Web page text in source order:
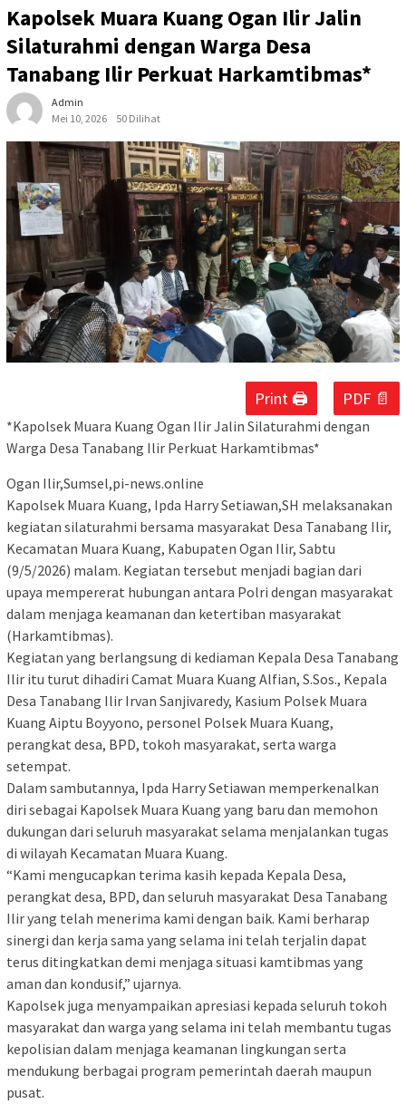
Kapolsek Muara Kuang Ogan Ilir Jalin
Silaturahmi dengan Warga Desa
Tanabang Ilir Perkuat Harkamtibmas*
Admin
Mei 10, 2026
50 Dilihat
Print 🖨 PDF 📄
*Kapolsek Muara Kuang Ogan Ilir Jalin Silaturahmi dengan
Warga Desa Tanabang Ilir Perkuat Harkamtibmas*
Ogan Ilir,Sumsel,pi-news.online
Kapolsek Muara Kuang, Ipda Harry Setiawan,SH melaksanakan
kegiatan silaturahmi bersama masyarakat Desa Tanabang Ilir,
Kecamatan Muara Kuang, Kabupaten Ogan Ilir, Sabtu
(9/5/2026) malam. Kegiatan tersebut menjadi bagian dari
upaya mempererat hubungan antara Polri dengan masyarakat
dalam menjaga keamanan dan ketertiban masyarakat
(Harkamtibmas).
Kegiatan yang berlangsung di kediaman Kepala Desa Tanabang
Ilir itu turut dihadiri Camat Muara Kuang Alfian, S.Sos., Kepala
Desa Tanabang Ilir Irvan Sanjivaredy, Kasium Polsek Muara
Kuang Aiptu Boyyono, personel Polsek Muara Kuang,
perangkat desa, BPD, tokoh masyarakat, serta warga
setempat.
Dalam sambutannya, Ipda Harry Setiawan memperkenalkan
diri sebagai Kapolsek Muara Kuang yang baru dan memohon
dukungan dari seluruh masyarakat selama menjalankan tugas
di wilayah Kecamatan Muara Kuang.
“Kami mengucapkan terima kasih kepada Kepala Desa,
perangkat desa, BPD, dan seluruh masyarakat Desa Tanabang
Ilir yang telah menerima kami dengan baik. Kami berharap
sinergi dan kerja sama yang selama ini telah terjalin dapat
terus ditingkatkan demi menjaga situasi kamtibmas yang
aman dan kondusif,” ujarnya.
Kapolsek juga menyampaikan apresiasi kepada seluruh tokoh
masyarakat dan warga yang selama ini telah membantu tugas
kepolisian dalam menjaga keamanan lingkungan serta
mendukung berbagai program pemerintah daerah maupun
pusat.